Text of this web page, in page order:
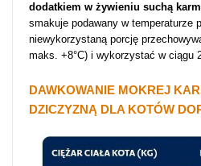
dodatkiem w żywieniu suchą
smakuje podawany w temperaturze
niewykorzystaną porcję
maks. +8°C) i wykorzystać w ciągu
DAWKOWANIE MOKREJ
DZICZYZNĄ DLA KOTÓW